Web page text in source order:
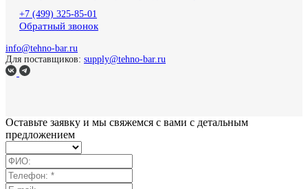
+7 (499) 325-85-01
Обратный звонок
info@tehno-bar.ru
Для поставщиков: supply@tehno-bar.ru
Оставьте заявку и мы свяжемся с вами с детальным
предложением